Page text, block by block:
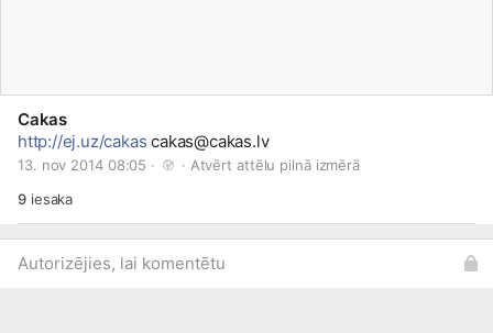
Cakas
http://ej.uz/cakas cakas@cakas.lv
13. nov 2014 08:05 · · Atvērt attēlu pilnā izmērā
9iesaka
Autorizējies, lai komentētu